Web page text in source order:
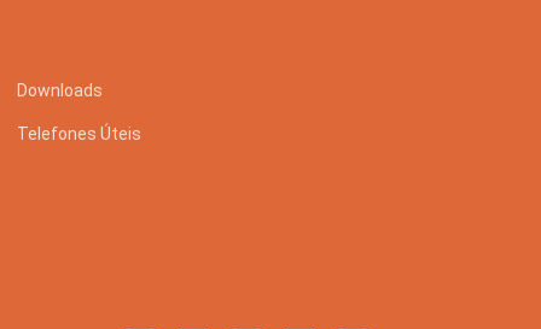
Downloads
Telefones Úteis